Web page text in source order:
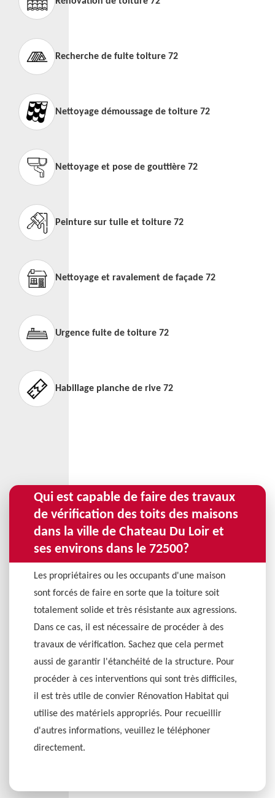
Recherche de fuite toiture 72
Nettoyage démoussage de toiture 72
Nettoyage et pose de gouttière 72
Peinture sur tuile et toiture 72
Nettoyage et ravalement de façade 72
Urgence fuite de toiture 72
Habillage planche de rive 72
Qui est capable de faire des travaux
de vérification des toits des maisons
dans la ville de Chateau Du Loir et
ses environs dans le 72500?
Les propriétaires ou les occupants d'une maison
sont forcés de faire en sorte que la toiture soit
totalement solide et très résistante aux agressions.
Dans ce cas, il est nécessaire de procéder à des
travaux de vérification. Sachez que cela permet
aussi de garantir l'étanchéité de la structure. Pour
procéder à ces interventions qui sont très difficiles,
il est très utile de convier Rénovation Habitat qui
utilise des matériels appropriés. Pour recueillir
d'autres informations, veuillez le téléphoner
directement.